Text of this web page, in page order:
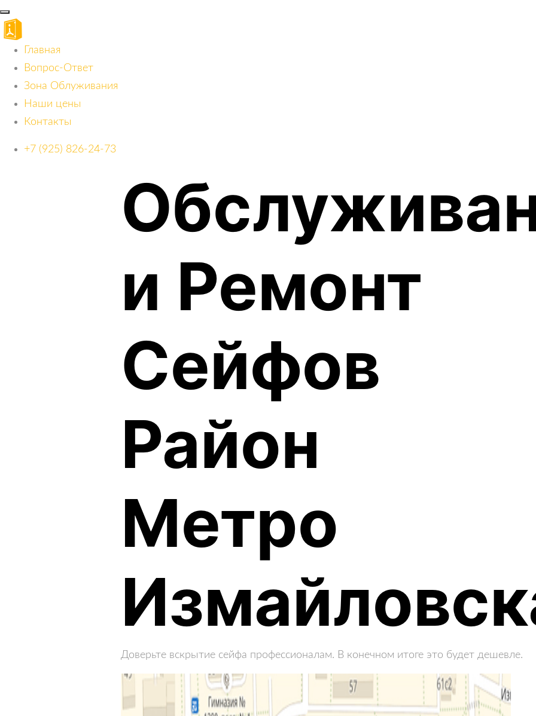
Главная
Вопрос-Ответ
Зона Облуживания
Наши цены
Контакты
+7 (925) 826-24-73
и Ремонт
Сейфов
Район
Метро
Доверьте вскрытие сейфа профессионалам. В конечном итоге это будет дешевле.